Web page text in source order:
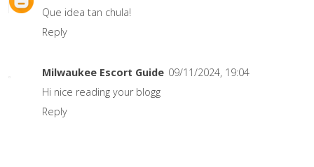
Que idea tan chula!
Reply
Milwaukee Escort Guide 09/11/2024, 19:04
Hi nice reading your blogg
Reply